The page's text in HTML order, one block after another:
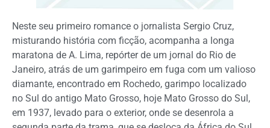
Neste seu primeiro romance o jornalista Sergio Cruz,
misturando história com ficção, acompanha a longa
maratona de A. Lima, repórter de um jornal do Rio de
Janeiro, atrás de um garimpeiro em fuga com um valioso
diamante, encontrado em Rochedo, garimpo localizado
no Sul do antigo Mato Grosso, hoje Mato Grosso do Sul,
em 1937, levado para o exterior, onde se desenrola a